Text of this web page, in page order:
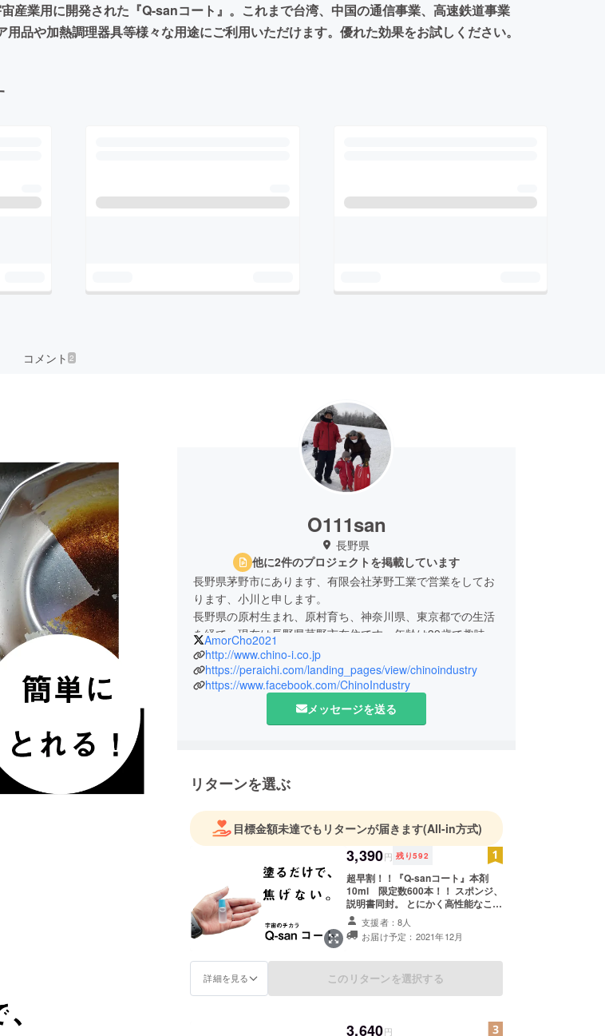
産業用に開発された『Q-sanコート』。これまで台湾、中国の通信事業、高速鉄道事業
品や加熱調理器具等様々な用途にご利用いただけます。優れた効果をお試しください。
コメント 2
O111san
長野県
他に2件のプロジェクトを掲載しています
長野県茅野市にあります、有限会社茅野工業で営業をしてお
ります、小川と申します。
長野県の原村生まれ、原村育ち、神奈川県、東京都での生活
を経て、現在は長野県茅野市在住です。年齢は39歳で趣味
は、ランニング少々、最近、アウトドアにはまりつつありま
す。
また、前職が車を販売していましたので車も好きです。
更に最近では二歳児の子育てに奮闘しつつ、地元で様々なイ
ベントやお祭りのお手伝いや設営などもさせて頂いておりま
どうぞ宜しくお願いいたします。
AmorCho2021
http://www.chino-i.co.jp
https://peraichi.com/landing_pages/view/chinoindustry
https://www.facebook.com/ChinoIndustry
メッセージを送る
リターンを選ぶ
目標金額未達でもリターンが届きます(All-in方式)
3,390円 残り592
超早割！！『Q-sanコート』本剤
10ml 限定数600本！！ スポンジ、
説明書同封。 とにかく高性能なこの
コーティング剤を是非お試しくださ
い！ 支援いただいたタイミングによ
り納期が前後しますのでご了承くだ
支援者：8人
お届け予定：2021年12月
詳細を見る このリターンを選択する
3,640円